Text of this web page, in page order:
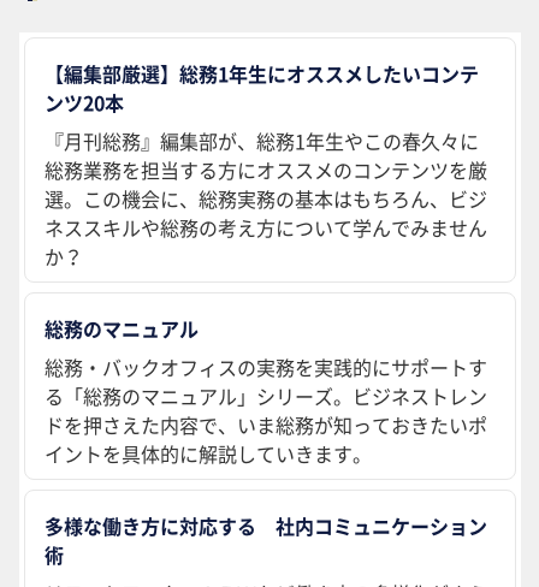
【編集部厳選】総務1年生にオススメしたいコンテ
ンツ20本
『月刊総務』編集部が、総務1年生やこの春久々に
総務業務を担当する方にオススメのコンテンツを厳
選。この機会に、総務実務の基本はもちろん、ビジ
ネススキルや総務の考え方について学んでみません
か？
総務のマニュアル
総務・バックオフィスの実務を実践的にサポートす
る「総務のマニュアル」シリーズ。ビジネストレン
ドを押さえた内容で、いま総務が知っておきたいポ
イントを具体的に解説していきます。
多様な働き方に対応する 社内コミュニケーション
術